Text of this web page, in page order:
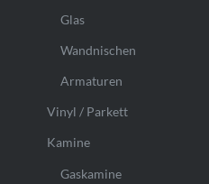
Glas
Wandnischen
Armaturen
Vinyl / Parkett
Kamine
Gaskamine